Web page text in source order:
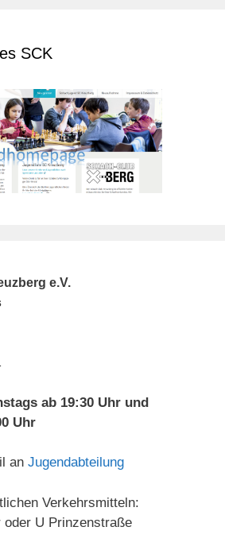
SCK
e.V.
ab 19:30 Uhr und
Uhr
an Jugendabteilung
Verkehrsmitteln:
oder U Prinzenstraße